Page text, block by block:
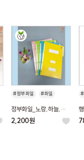
#정부화일
#화일
정부화일_노랑,하늘,
연두,분홍 / 1속*10매
2,200원
#
-
X